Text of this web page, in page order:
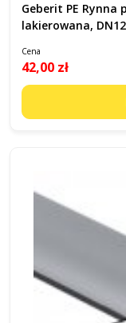
Geberit PE Rynna
lakierowana,
Cena
42,00 zł